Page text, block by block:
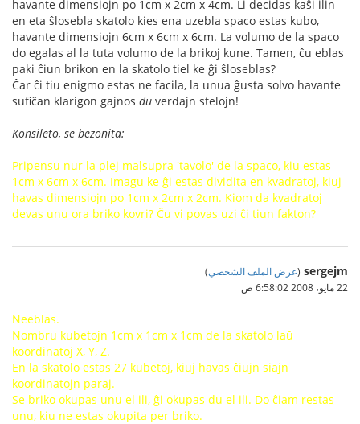
havante dimensiojn po 1cm x 2cm x 4cm. Li decidas kaŝi ilin
en eta ŝlosebla skatolo kies ena uzebla spaco estas kubo,
havante dimensiojn 6cm x 6cm x 6cm. La volumo de la spaco
do egalas al la tuta volumo de la brikoj kune. Tamen, ĉu eblas
paki ĉiun brikon en la skatolo tiel ke ĝi ŝloseblas?
Ĉar ĉi tiu enigmo estas ne facila, la unua ĝusta solvo havante
sufiĉan klarigon gajnos du verdajn stelojn!
Konsileto, se bezonita:
Pripensu nur la plej malsupra 'tavolo' de la spaco, kiu estas
1cm x 6cm x 6cm. Imagu ke ĝi estas dividita en kvadratoj, kiuj
havas dimensiojn po 1cm x 2cm x 2cm. Kiom da kvadratoj
devas unu ora briko kovri? Ĉu vi povas uzi ĉi tiun fakton?
sergejm
(عرض الملف الشخصي)
22 مايو، 2008 6:58:02 ص
Neeblas.
Nombru kubetojn 1cm x 1cm x 1cm de la skatolo laŭ
koordinatoj X, Y, Z.
En la skatolo estas 27 kubetoj, kiuj havas ĉiujn siajn
koordinatojn paraj.
Se briko okupas unu el ili, ĝi okupas du el ili. Do ĉiam restas
unu, kiu ne estas okupita per briko.